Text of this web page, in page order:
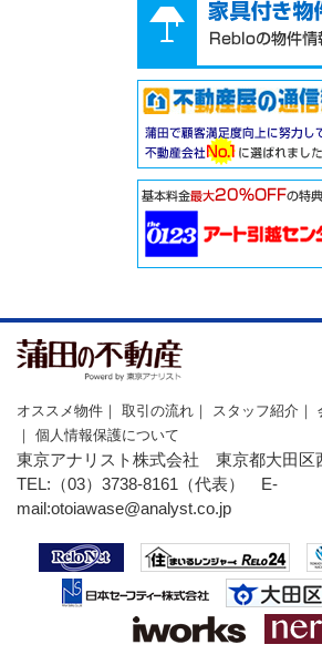
オススメ物件 ｜ 取引の流れ ｜ スタッフ紹介 ｜
｜
個人情報保護について
東京アナリスト株式会社 東京都大田区
TEL:（03）3738-8161（代表） E-
mail:otoiawase@analyst.co.jp